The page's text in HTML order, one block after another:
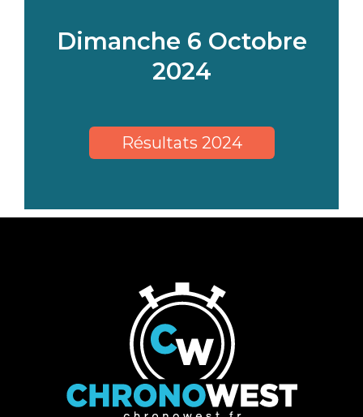
Dimanche 6 Octobre
2024
Résultats 2024